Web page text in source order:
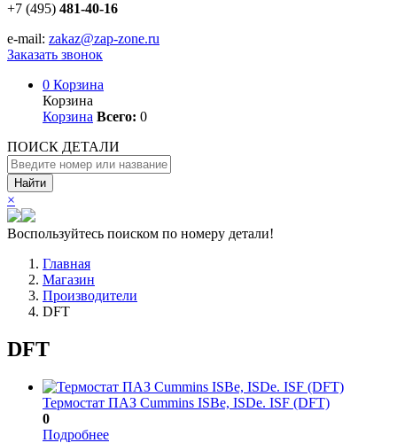
+7 (495) 481-40-16
e-mail: zakaz@zap-zone.ru
Заказать звонок
0 Корзина
Корзина
Корзина Всего: 0
ПОИСК ДЕТАЛИ
Найти
×
Воспользуйтесь поиском по номеру детали!
Главная
Магазин
Производители
DFT
DFT
Термостат ПАЗ Cummins ISBe, ISDe. ISF (DFT)
0
Подробнее